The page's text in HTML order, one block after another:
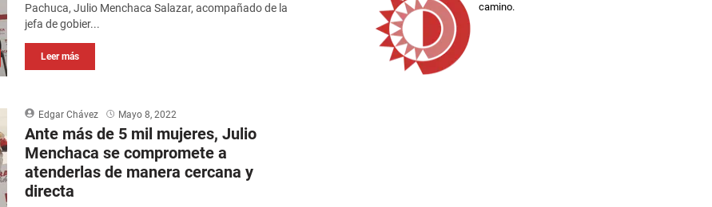
Pachuca, Julio Menchaca Salazar, acompañado de la
jefa de gobier...
Leer más
Edgar Chávez Mayo 8, 2022
Ante más de 5 mil mujeres, Julio
Menchaca se compromete a
atenderlas de manera cercana y
directa
camino.